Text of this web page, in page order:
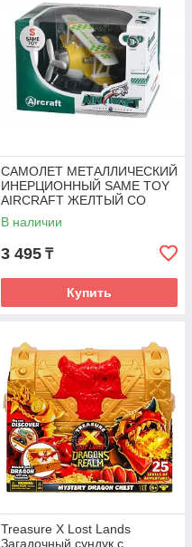
САМОЛЕТ МЕТАЛЛИЧЕСКИЙ
ИНЕРЦИОННЫЙ SAME TOY
AIRCRAFT ЖЕЛТЫЙ СО
СВЕТОМ И МУЗЫКОЙ
В наличии
3 495 ₸
Купить
Treasure X Lost Lands
Загадочный сундук с